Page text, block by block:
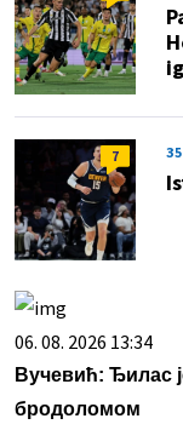
7
06. 08. 2026 13:34
Вучевић: Ђилас
бродоломом